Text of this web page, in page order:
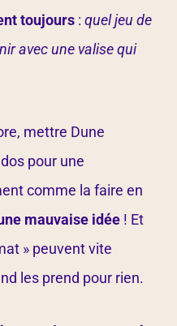
toujours : quel jeu de
avec une valise qui
mettre Dune
pour une
comme la faire en
mauvaise idée ! Et
» peuvent vite
les prend pour rien.